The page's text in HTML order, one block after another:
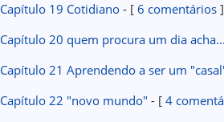
Capítulo 19 Cotidiano- [6 comentários
Capítulo 20 quem procura um dia
Capítulo 21 Aprendendo a ser um
Capítulo 22 "novo mundo" - [4